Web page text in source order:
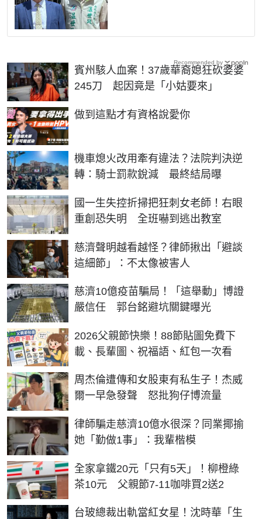
賓州駭人血案！37歲華裔媳狂砍婆婆
245刀 起因竟是「小姑要來」
做到這點才有資格說愛你
PR
機車熄火改用牽有違法？法院判決逆
轉：騎士罰款銳減 最終結局曝
國一生失控折掃把狂刺女老師！右眼
重創恐失明 全班嚇到逃出教室
慈濟聲明越看越怪？律師揪出「避談
這細節」：不太像被害人
慈濟10億疫苗騙局！「這舉動」博證
嚴信任 郭台銘避坑關鍵曝光
2026父親節快樂！88節貼圖免費下
載、長輩圖、祝福語、紅包一次看
周杰倫遭傳和女股東有私生子！杰威
爾一早急發聲 怒批狗仔博流量
律師騙走慈濟10億水很深？同業揶揄
她「勤做1事」：我輩楷模
全家拿鐵20元「只有5天」！柳橙綠
茶10元 父親節7-11咖啡買2送2
台玻總裁出軌當紅女星！沈時華「生
Recommended by